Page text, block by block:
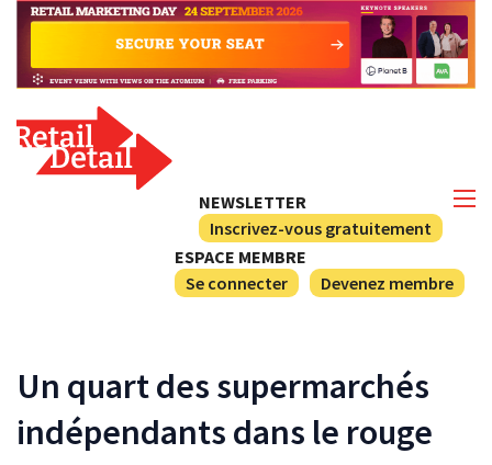
NEWSLETTER
Inscrivez-vous gratuitement
ESPACE MEMBRE
Se connecter
Devenez membre
Un quart des supermarchés
indépendants dans le rouge